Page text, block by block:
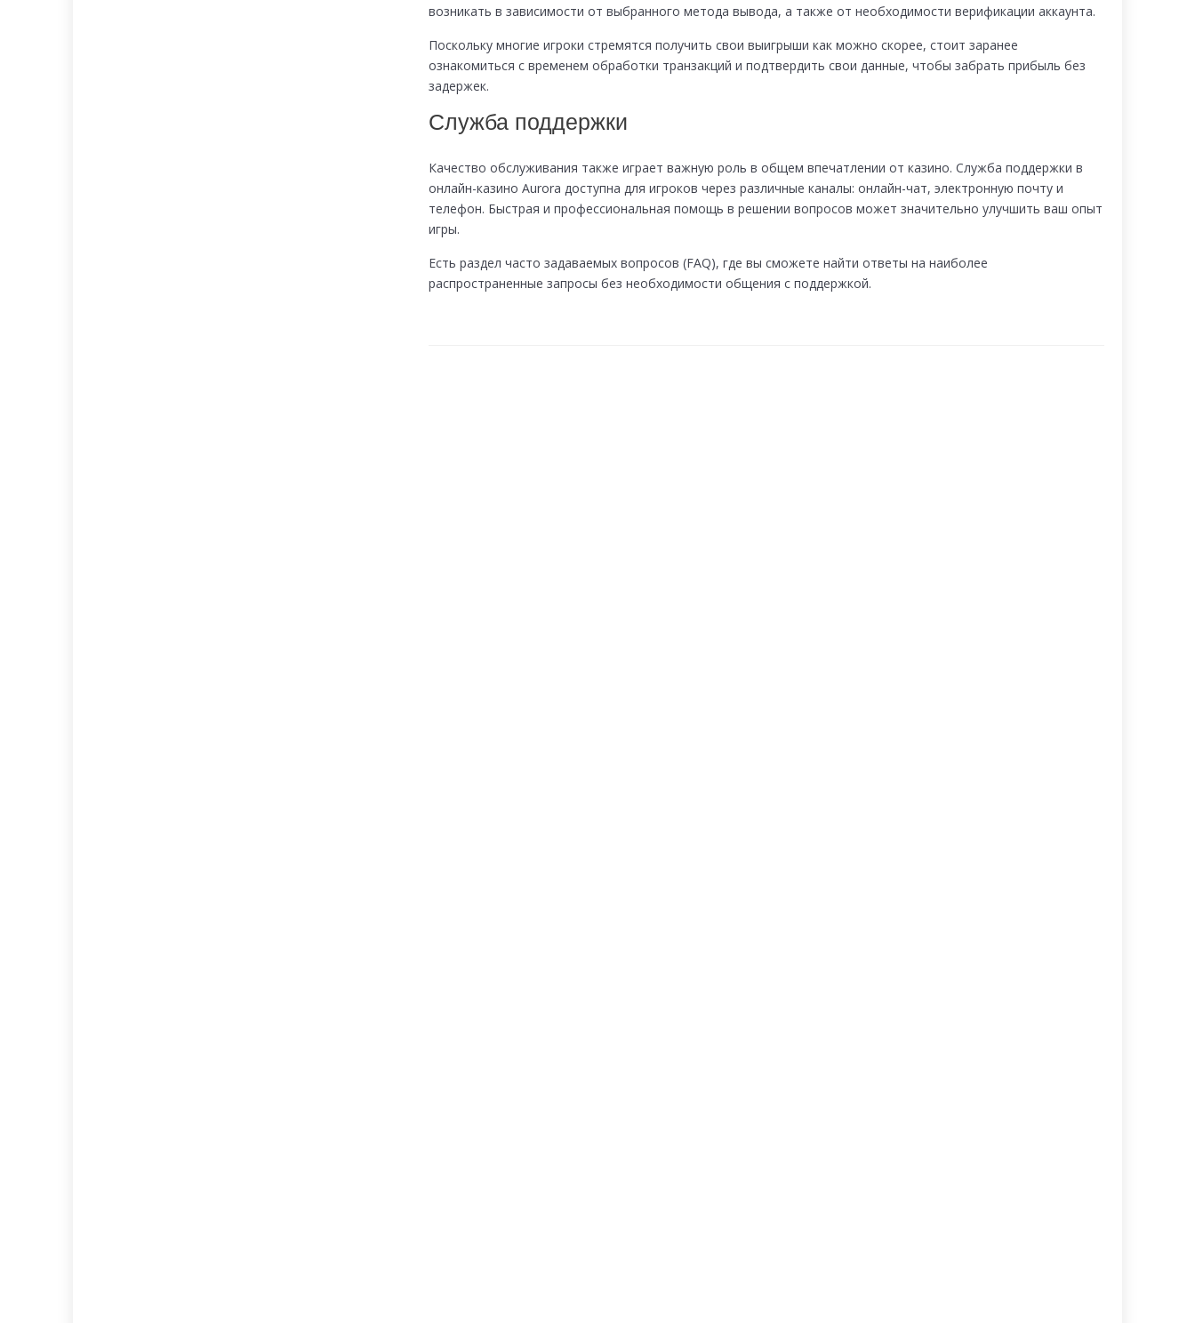
возникать в зависимости от выбранного метода вывода, а также от необходимости верификации аккаунта.
Поскольку многие игроки стремятся получить свои выигрыши как можно скорее, стоит заранее
ознакомиться с временем обработки транзакций и подтвердить свои данные, чтобы забрать прибыль без
задержек.
Служба поддержки
Качество обслуживания также играет важную роль в общем впечатлении от казино. Служба поддержки в
онлайн-казино Aurora доступна для игроков через различные каналы: онлайн-чат, электронную почту и
телефон. Быстрая и профессиональная помощь в решении вопросов может значительно улучшить ваш опыт
игры.
Есть раздел часто задаваемых вопросов (FAQ), где вы сможете найти ответы на наиболее
распространенные запросы без необходимости общения с поддержкой.